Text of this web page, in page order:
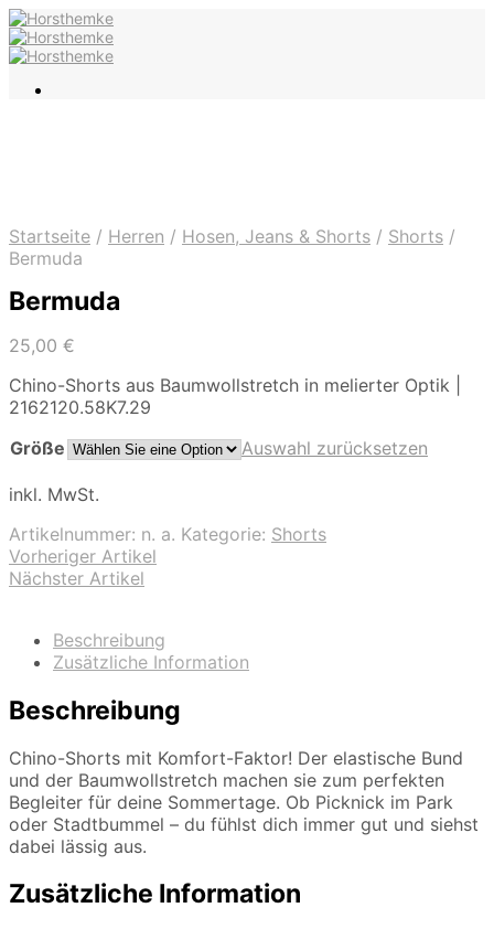
Startseite / Herren / Hosen, Jeans & Shorts / Shorts /
Bermuda
Bermuda
25,00 €
Chino-Shorts aus Baumwollstretch in melierter Optik |
2162120.58K7.29
Größe
Auswahl zurücksetzen
inkl. MwSt.
Artikelnummer: n. a. Kategorie: Shorts
Vorheriger Artikel
Nächster Artikel
Beschreibung
Zusätzliche Information
Beschreibung
Chino-Shorts mit Komfort-Faktor! Der elastische Bund
und der Baumwollstretch machen sie zum perfekten
Begleiter für deine Sommertage. Ob Picknick im Park
oder Stadtbummel – du fühlst dich immer gut und siehst
dabei lässig aus.
Zusätzliche Information